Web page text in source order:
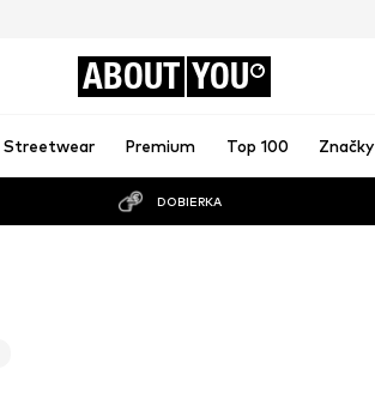
ABOUT YOU
Streetwear Premium Top 100 Značky
DOBIERKA